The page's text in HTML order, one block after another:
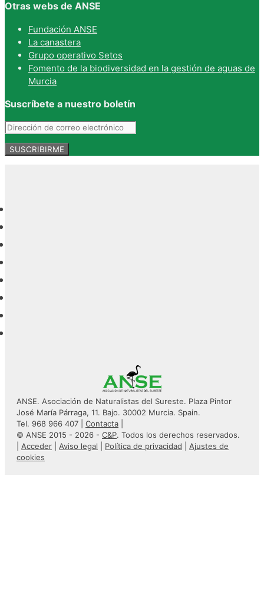
Otras webs de ANSE
Fundación ANSE
La canastera
Grupo operativo Setos
Fomento de la biodiversidad en la gestión de aguas de
Murcia
Suscríbete a nuestro boletín
ANSE. Asociación de Naturalistas del Sureste. Plaza Pintor
José María Párraga, 11. Bajo. 30002 Murcia. Spain.
Tel. 968 966 407 | Contacta
© ANSE 2015 - 2026 - C&P. Todos los derechos reservados.
Acceder Aviso legal Política de privacidad
Ajustes de
cookies